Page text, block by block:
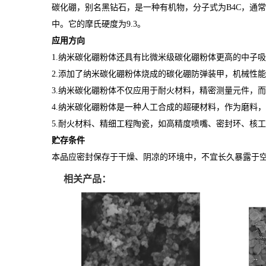
碳化硼，别名黑钻石，是一种有机物，分子式为B4C，通
中。它的摩氏硬度为9.3。
应用方向
1.纳米碳化硼粉体还具有比微米级碳化硼粉体更高的中子
2.添加了纳米碳化硼粉体烧成的碳化硼防弹装甲，机械性
3.纳米碳化硼粉体不仅应用于耐火材料，精密测量元件，
4.纳米碳化硼粉体是一种人工合成的超硬材料，作为磨料
5.耐火材料、精细工程陶瓷，如高精度喷嘴、密封环、核
贮存条件
本品应密封保存于干燥、阴凉的环境中，不宜长久暴露于
相关产品：